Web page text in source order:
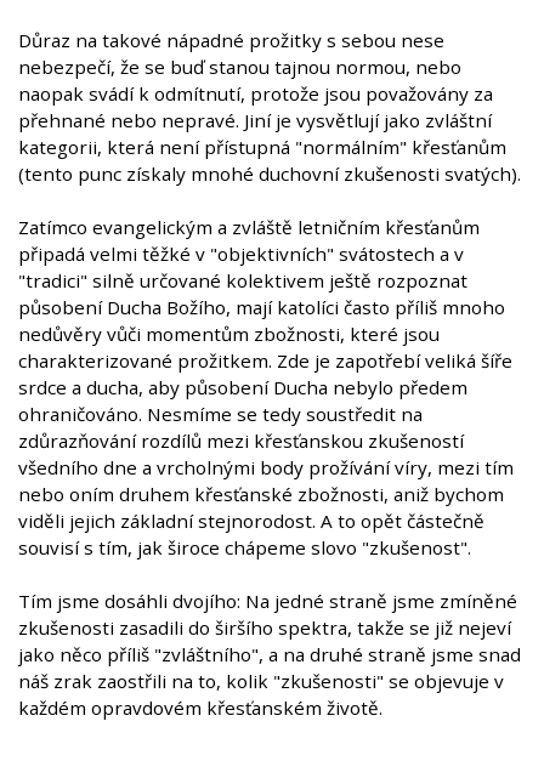
Důraz na takové nápadné prožitky s sebou nese
nebezpečí, že se buď stanou tajnou normou, nebo
naopak svádí k odmítnutí, protože jsou považovány za
přehnané nebo nepravé. Jiní je vysvětlují jako zvláštní
kategorii, která není přístupná "normálním" křesťanům
(tento punc získaly mnohé duchovní zkušenosti svatých).
Zatímco evangelickým a zvláště letničním křesťanům
připadá velmi těžké v "objektivních" svátostech a v
"tradici" silně určované kolektivem ještě rozpoznat
působení Ducha Božího, mají katolíci často příliš mnoho
nedůvěry vůči momentům zbožnosti, které jsou
charakterizované prožitkem. Zde je zapotřebí veliká šíře
srdce a ducha, aby působení Ducha nebylo předem
ohraničováno. Nesmíme se tedy soustředit na
zdůrazňování rozdílů mezi křesťanskou zkušeností
všedního dne a vrcholnými body prožívání víry, mezi tím
nebo oním druhem křesťanské zbožnosti, aniž bychom
viděli jejich základní stejnorodost. A to opět částečně
souvisí s tím, jak široce chápeme slovo "zkušenost".
Tím jsme dosáhli dvojího: Na jedné straně jsme zmíněné
zkušenosti zasadili do širšího spektra, takže se již nejeví
jako něco příliš "zvláštního", a na druhé straně jsme snad
náš zrak zaostřili na to, kolik "zkušenosti" se objevuje v
každém opravdovém křesťanském životě.